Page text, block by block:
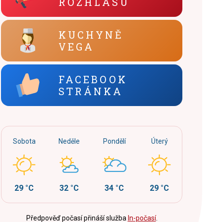
KUCHYNĚ
VEGA
FACEBOOK
STRÁNKA
Sobota
29 °C
Neděle
32 °C
Pondělí
34 °C
Úterý
29 °C
Předpověď počasí přináší služba In-počasí.